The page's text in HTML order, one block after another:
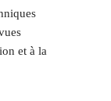
et à la